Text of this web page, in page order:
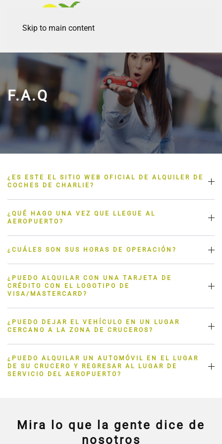
Skip to main content
F.A.Q
¿ES ESTE EL SITIO WEB OFICIAL DE ALQUILER DE
COCHES DE CHARLIE?
¿QUÉ HAGO UNA VEZ QUE LLEGUE AL
AEROPUERTO?
¿CUÁLES SON SUS HORAS DE OPERACIÓN?
¿PUEDO ALQUILAR CON UNA TARJETA DE
CRÉDITO CON EL LOGOTIPO DE
VISA/MASTERCARD?
¿PUEDO DEJAR EL VEHÍCULO EN UN LUGAR
CERCANO A LA ZONA DE CRUCEROS?
¿PUEDO ALQUILAR UN AUTOMÓVIL EN EL LUGAR
DE SU CRUCERO Y REGRESAR AL LUGAR DE
SERVICIO DEL AEROPUERTO?
Mira lo que la gente dice de
nosotros